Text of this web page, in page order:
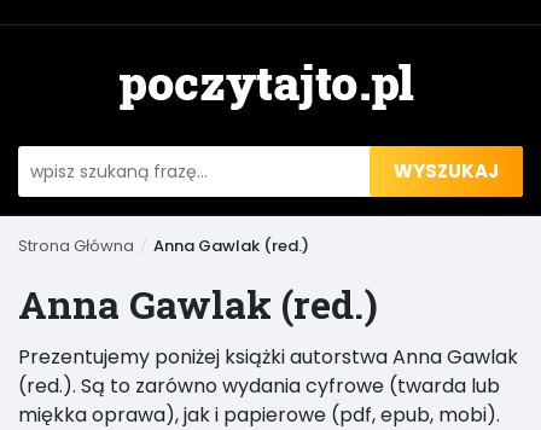
WYSZUKAJ
Strona Główna Anna Gawlak (red.)
Anna Gawlak (red.)
Prezentujemy poniżej książki autorstwa Anna Gawlak
(red.). Są to zarówno wydania cyfrowe (twarda lub
miękka oprawa), jak i papierowe (pdf, epub, mobi).